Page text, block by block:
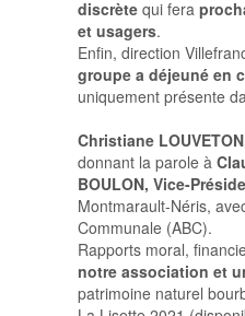
discrète qui fera
et usagers.
Enfin, direction
groupe a déjeuné en
uniquement présente
Christiane
donnant la parole à
BOULON, Vice-
Montmarault-Néris,
Communale (ABC).
Rapports moral,
notre association et
patrimoine naturel